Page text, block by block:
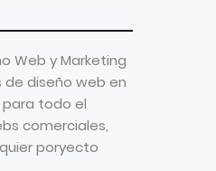
Web y Marketing
de diseño web en
todo el
comerciales,
poryecto